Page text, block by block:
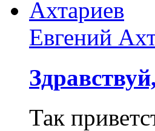
Евгений
Так